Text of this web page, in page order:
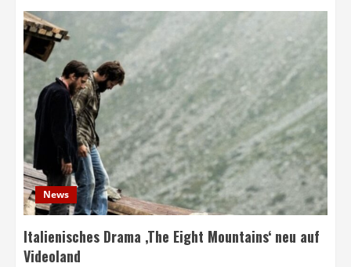
News
Italienisches Drama ‚The Eight Mountains‘ neu auf
Videoland